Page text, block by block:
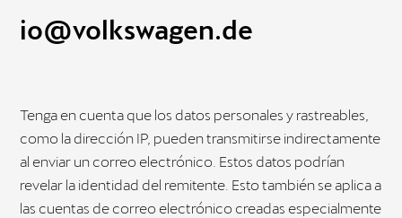
io@volkswagen.de
Tenga en cuenta que los datos personales y rastreables,
como la dirección IP, pueden transmitirse indirectamente
al enviar un correo electrónico. Estos datos podrían
revelar la identidad del remitente. Esto también se aplica a
las cuentas de correo electrónico creadas especialmente